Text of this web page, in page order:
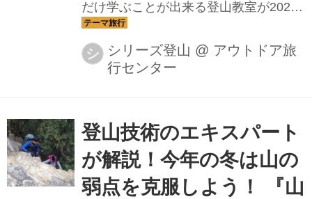
だけ学ぶことが出来る登山教室が2022
年1月スタート！学び方はあなたの選び
方次第！今回は新シリーズツアーのご
紹介です。
シ シリーズ登山 @ アウトドア旅
行センター
登山技術のエキスパート
が解説！今年の冬は山の
弱点を克服しよう！ 『山